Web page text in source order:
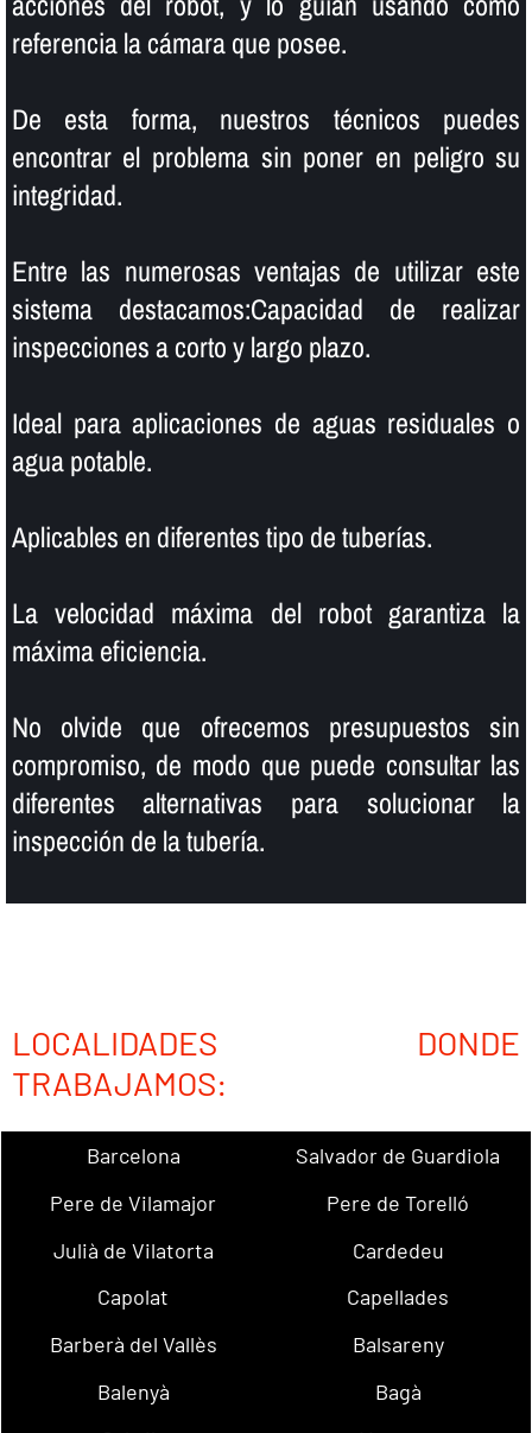
referencia la cámara que posee.
De esta forma, nuestros técnicos puedes
encontrar el problema sin poner en peligro su
integridad.
Entre las numerosas ventajas de utilizar este
sistema destacamos:Capacidad de realizar
inspecciones a corto y largo plazo.
Ideal para aplicaciones de aguas residuales o
agua potable.
Aplicables en diferentes tipo de tuberí­as.
La velocidad máxima del robot garantiza la
máxima eficiencia.
No olvide que ofrecemos presupuestos sin
compromiso, de modo que puede consultar las
diferentes alternativas para solucionar la
inspección de la tuberí­a.
LOCALIDADES DONDE
TRABAJAMOS:
Barcelona
Salvador de Guardiola
Pere de Vilamajor
Pere de Torelló
Julià de Vilatorta
Cardedeu
Capolat
Capellades
Barberà del Vallès
Balsareny
Balenyà
Bagà